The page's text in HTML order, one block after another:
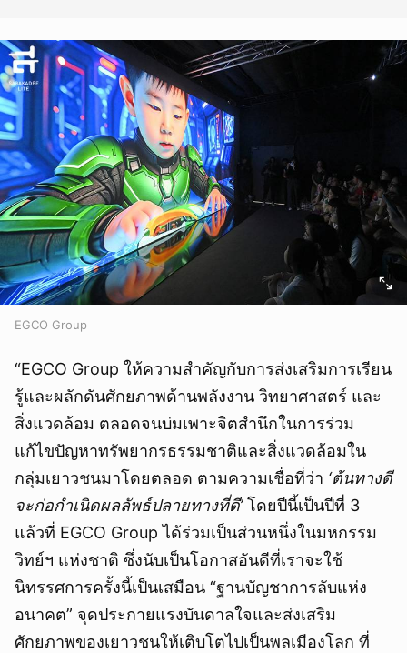
EGCO Group
“EGCO Group ให้ความสำคัญกับการส่งเสริมการเรียน
รู้และผลักดันศักยภาพด้านพลังงาน วิทยาศาสตร์ และ
สิ่งแวดล้อม ตลอดจนบ่มเพาะจิตสำนึกในการร่วม
แก้ไขปัญหาทรัพยากรธรรมชาติและสิ่งแวดล้อมใน
กลุ่มเยาวชนมาโดยตลอด ตามความเชื่อที่ว่า ‘ต้นทางดี
จะก่อกำเนิดผลลัพธ์ปลายทางที่ดี’โดยปีนี้เป็นปีที่ 3
แล้วที่ EGCO Group ได้ร่วมเป็นส่วนหนึ่งในมหกรรม
วิทย์ฯ แห่งชาติ ซึ่งนับเป็นโอกาสอันดีที่เราจะใช้
นิทรรศการครั้งนี้เป็นเสมือน “ฐานบัญชาการลับแห่ง
อนาคต” จุดประกายแรงบันดาลใจและส่งเสริม
ศักยภาพของเยาวชนให้เติบโตไปเป็นพลเมืองโลก ที่